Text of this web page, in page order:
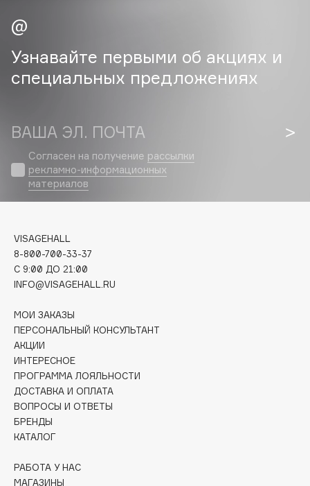
Capelli Dorati
Carolina Herrera
Celimax
Chupa Chups
Clarette
Clarins
Clinique
Clive Christian
Club De Nuit
Consly
Corimo
CosRX
Cottolina
Crescina
Cunzite
Curaprox
Узнавайте первыми об акциях и
специальных предложениях
ВАША ЭЛ. ПОЧТА
Согласен на получение рассылки
рекламно-информационных
материалов
VISAGEHALL
8-800-700-33-37
C 9:00 ДО 21:00
INFO@VISAGEHALL.RU
МОИ ЗАКАЗЫ
ПЕРСОНАЛЬНЫЙ КОНСУЛЬТАНТ
АКЦИИ
ИНТЕРЕСНОЕ
ПРОГРАММА ЛОЯЛЬНОСТИ
ДОСТАВКА И ОПЛАТА
ВОПРОСЫ И ОТВЕТЫ
БРЕНДЫ
КАТАЛОГ
РАБОТА У НАС
МАГАЗИНЫ